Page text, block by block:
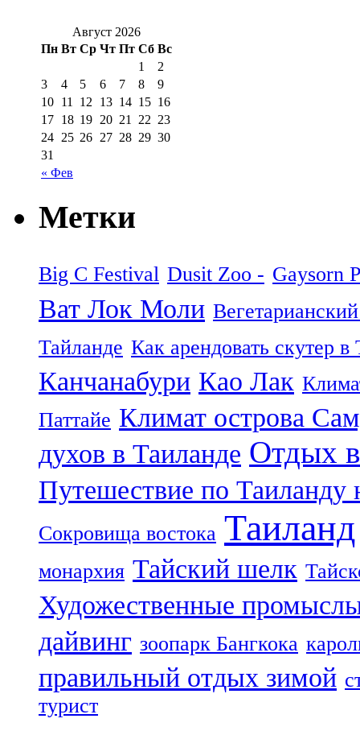
Август 2026
Пн Вт Ср Чт Пт Сб Вс
« Фев
1
2
3
4 5 6 7 8
9
10 11 12 13 14 15 16
17 18 19 20 21 22 23
24 25 26 27 28 29 30
31
Метки
Big C Festival Dusit Zoo - Gaysorn
Ват Лок Моли
Тайланде Как арендовать скутер в
Канчанабури Као Лак
Паттайе Климат острова
духов в Таиланде Отдых
Путешествие по Таиланду
Сокровища востока Таиланд
монархия Тайский шелк
Художественные
дайвинг зоопарк Бангкока
правильный отдых зимой
турист